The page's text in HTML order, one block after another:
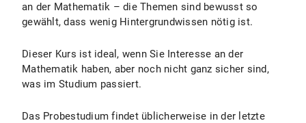
an der Mathematik – die Themen sind bewusst so
gewählt, dass wenig Hintergrundwissen nötig ist.
Dieser Kurs ist ideal, wenn Sie Interesse an der
Mathematik haben, aber noch nicht ganz sicher sind,
was im Studium passiert.
Das Probestudium findet üblicherweise in der letzte